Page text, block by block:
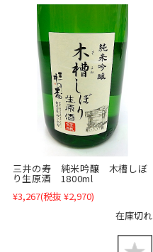
三井の寿 純米吟醸 木槽しぼ
り生原酒 1800ml
¥3,267(税抜 ¥2,970)
在庫切れ